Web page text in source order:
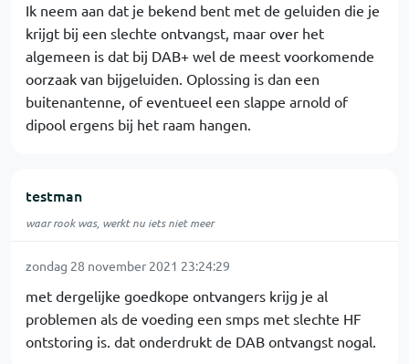
Ik neem aan dat je bekend bent met de geluiden die je
krijgt bij een slechte ontvangst, maar over het
algemeen is dat bij DAB+ wel de meest voorkomende
oorzaak van bijgeluiden. Oplossing is dan een
buitenantenne, of eventueel een slappe arnold of
dipool ergens bij het raam hangen.
testman
waar rook was, werkt nu iets niet meer
zondag 28 november 2021 23:24:29
met dergelijke goedkope ontvangers krijg je al
problemen als de voeding een smps met slechte HF
ontstoring is. dat onderdrukt de DAB ontvangst nogal.